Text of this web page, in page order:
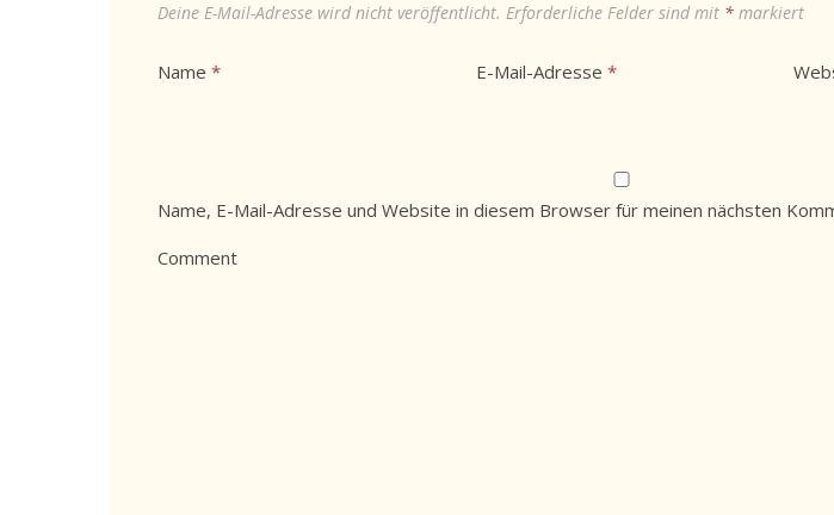
Deine E-Mail-Adresse wird nicht veröffentlicht. Erforderliche Felder sind mit * markiert
Name * E-Mail-Adresse *
Name, E-Mail-Adresse und Website in diesem Browser für meinen nächsten
Comment